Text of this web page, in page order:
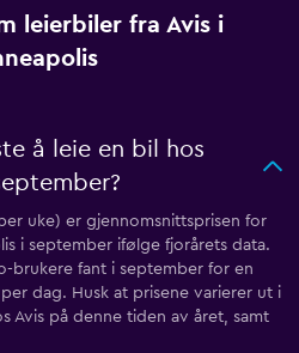
leierbiler fra Avis i
å leie en bil hos
uke) er gjennomsnittsprisen for
i september ifølge fjorårets data.
brukere fant i september for en
dag. Husk at prisene varierer ut i
Avis på denne tiden av året, samt